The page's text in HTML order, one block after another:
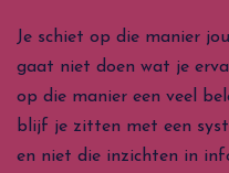
Je schiet op die manier
gaat niet doen wat je
op die manier een veel
blijf je zitten met een
en niet die inzichten in